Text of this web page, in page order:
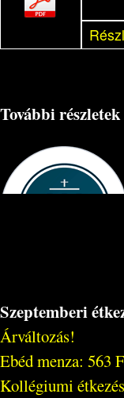
További részletek
Szeptemberi
Árváltozás!
Ebéd menza: 563
Kollégiumi